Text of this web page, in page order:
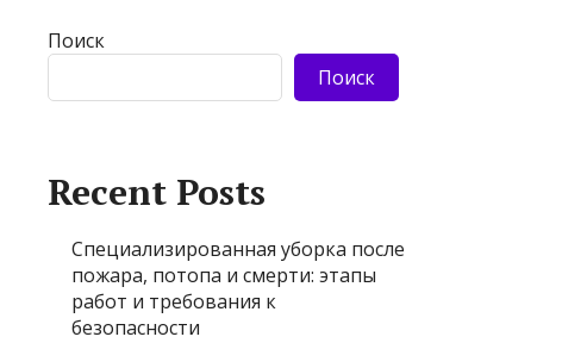
Поиск
Поиск
Recent Posts
Специализированная уборка после
пожара, потопа и смерти: этапы
работ и требования к
безопасности